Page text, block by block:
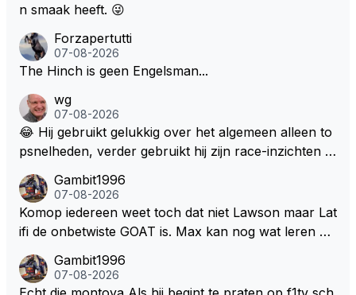
n smaak heeft. 😜
Forzapertutti
07-08-2026
The Hinch is geen Engelsman...
wg
07-08-2026
😂 Hij gebruikt gelukkig over het algemeen alleen to
psnelheden, verder gebruikt hij zijn race-inzichten q
een bocht zegt helemaal niets, dus wat dat betreft h
eeft hij sowieso gelijk 😂.
Gambit1996
07-08-2026
Komop iedereen weet toch dat niet Lawson maar Lat
ifi de onbetwiste GOAT is. Max kan nog wat leren va
milton, hahahaha. Latifi pakt ze allemaal met de oge
n dicht met als onbetwiste nummer 2 of GOATINES
Gambit1996
07-08-2026